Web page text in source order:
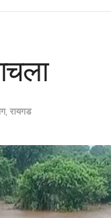
, रायगड